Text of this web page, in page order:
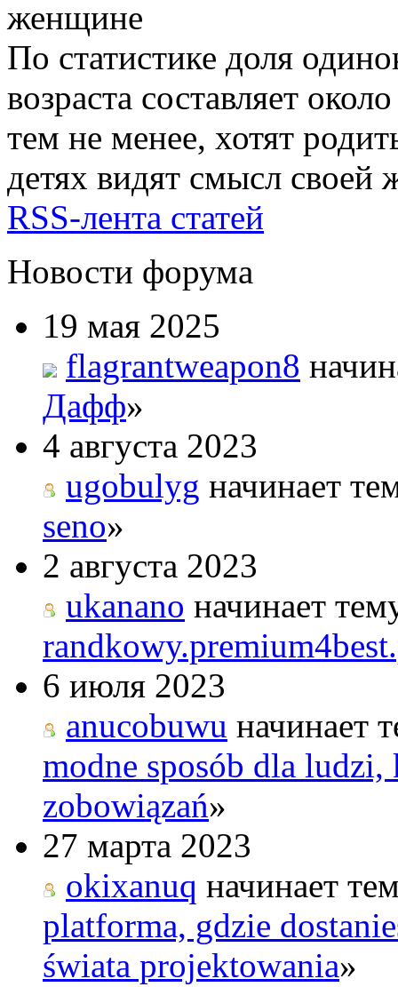
По статистике доля
возраста составляет
тем не менее, хотят
детях видят смысл своей
RSS-лента статей
Новости форума
19 мая 2025
flagrantweapon8
Дафф»
4 августа 2023
ugobulyg начинает
seno»
2 августа 2023
ukanano начинает
6 июля 2023
anucobuwu начинает
modne sposób dla
zobowiązań»
27 марта 2023
okixanuq начинает
platforma, gdzie
świata projektowania»